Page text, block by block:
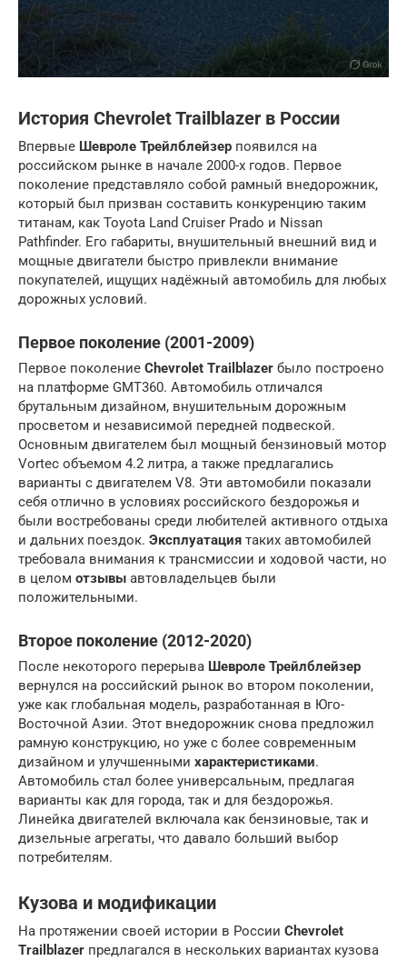
История Chevrolet Trailblazer в России
Впервые Шевроле Трейлблейзер появился на
российском рынке в начале 2000-х годов. Первое
поколение представляло собой рамный внедорожник,
который был призван составить конкуренцию таким
титанам, как Toyota Land Cruiser Prado и Nissan
Pathfinder. Его габариты, внушительный внешний вид и
мощные двигатели быстро привлекли внимание
покупателей, ищущих надёжный автомобиль для любых
дорожных условий.
Первое поколение (2001-2009)
Первое поколение Chevrolet Trailblazer было построено
на платформе GMT360. Автомобиль отличался
брутальным дизайном, внушительным дорожным
просветом и независимой передней подвеской.
Основным двигателем был мощный бензиновый мотор
Vortec объемом 4.2 литра, а также предлагались
варианты с двигателем V8. Эти автомобили показали
себя отлично в условиях российского бездорожья и
были востребованы среди любителей активного отдыха
и дальних поездок. Эксплуатация таких автомобилей
требовала внимания к трансмиссии и ходовой части, но
в целом отзывы автовладельцев были
положительными.
Второе поколение (2012-2020)
После некоторого перерыва Шевроле Трейлблейзер
вернулся на российский рынок во втором поколении,
уже как глобальная модель, разработанная в Юго-
Восточной Азии. Этот внедорожник снова предложил
рамную конструкцию, но уже с более современным
дизайном и улучшенными характеристиками.
Автомобиль стал более универсальным, предлагая
варианты как для города, так и для бездорожья.
Линейка двигателей включала как бензиновые, так и
дизельные агрегаты, что давало больший выбор
потребителям.
Кузова и модификации
На протяжении своей истории в России Chevrolet
Trailblazer предлагался в нескольких вариантах кузова